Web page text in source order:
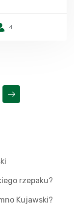
4
rzepaku?
Kujawski?